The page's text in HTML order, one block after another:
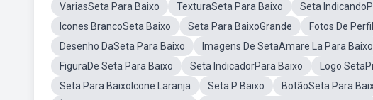
VariasSeta Para Baixo
TexturaSeta Para Baixo Seta
Icones BrancoSeta Baixo
Seta Para BaixoGrande Fotos De
Desenho DaSeta Para Baixo
Imagens De SetaAmare La Para Baixo
FiguraDe Seta Para Baixo
Seta IndicadorPara Baixo Logo
Seta Para BaixoIcone Laranja
Seta P Baixo BotãoSeta Para